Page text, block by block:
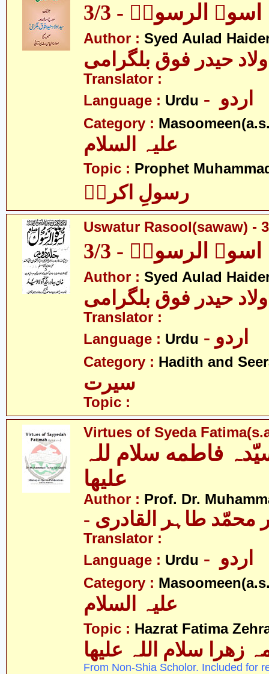
اسوۃ الرسولؐ - 3/3
Author : Syed Aulad
حیدر فوق بلگرامی
Translator :
Language : Urdu
Category :
Topic : Prophet
رسولِ اکرمؐ
Uswatur Rasool(sawaw) -
اسوۃ الرسولؐ - 3/3
Author : Syed Aulad
حیدر فوق بلگرامی
Translator :
Language : Urdu - اردو
Category : Hadith and
سیرت
Topic :
Virtues of Syeda
فاطمه سلام للہ
علیھا
Author : Prof. Dr.
محمّد طاہر القادری
Translator :
Language : Urdu
Category :
Topic : Hazrat Fatima
زھرا سلام اللہ علیھا
From Non-Shia Scholor. Included for